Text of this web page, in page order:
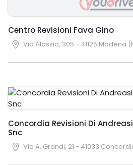
Centro Revisioni Fava Gino
Via Alassio, 305 - 41125 Modena
Concordia Revisioni Di
Snc
Via A. Grandi, 21 - 41033